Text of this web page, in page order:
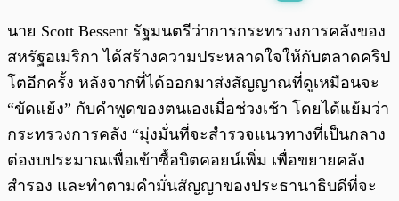
0:00
นาย Scott Bessent รัฐมนตรีว่าการกระทรวงการคลังของ
สหรัฐอเมริกา ได้สร้างความประหลาดใจให้กับตลาดคริป
โตอีกครั้ง หลังจากที่ได้ออกมาส่งสัญญาณที่ดูเหมือนจะ
“ขัดแย้ง” กับคำพูดของตนเองเมื่อช่วงเช้า โดยได้แย้มว่า
กระทรวงการคลัง “มุ่งมั่นที่จะสำรวจแนวทางที่เป็นกลาง
ต่องบประมาณเพื่อเข้าซื้อบิตคอยน์เพิ่ม เพื่อขยายคลัง
สำรอง และทำตามคำมั่นสัญญาของประธานาธิบดีที่จะ